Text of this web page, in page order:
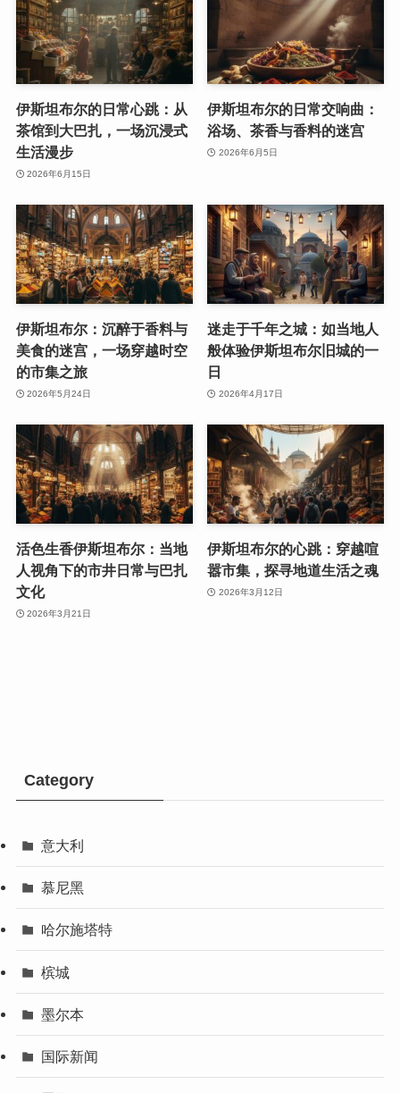
伊斯坦布尔的日常心跳：从
茶馆到大巴扎，一场沉浸式
生活漫步
2026年6月15日
伊斯坦布尔的日常交响曲：
浴场、茶香与香料的迷宫
2026年6月5日
伊斯坦布尔：沉醉于香料与
美食的迷宫，一场穿越时空
的市集之旅
2026年5月24日
迷走于千年之城：如当地人
般体验伊斯坦布尔旧城的一
日
2026年4月17日
活色生香伊斯坦布尔：当地
人视角下的市井日常与巴扎
文化
2026年3月21日
伊斯坦布尔的心跳：穿越喧
嚣市集，探寻地道生活之魂
2026年3月12日
Category
意大利
慕尼黑
哈尔施塔特
槟城
墨尔本
国际新闻